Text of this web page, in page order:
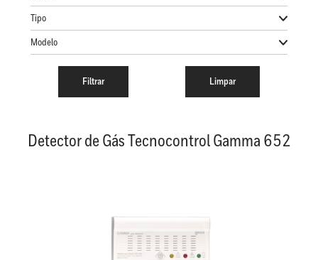
Tipo
Modelo
Detector de Gás Tecnocontrol Gamma 652